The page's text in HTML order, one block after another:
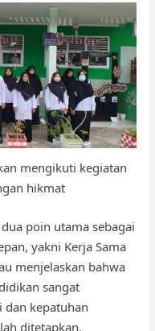
mengikuti kegiatan
hikmat
poin utama sebagai
yakni Kerja Sama
menjelaskan bahwa
sangat
kepatuhan
ditetapkan.